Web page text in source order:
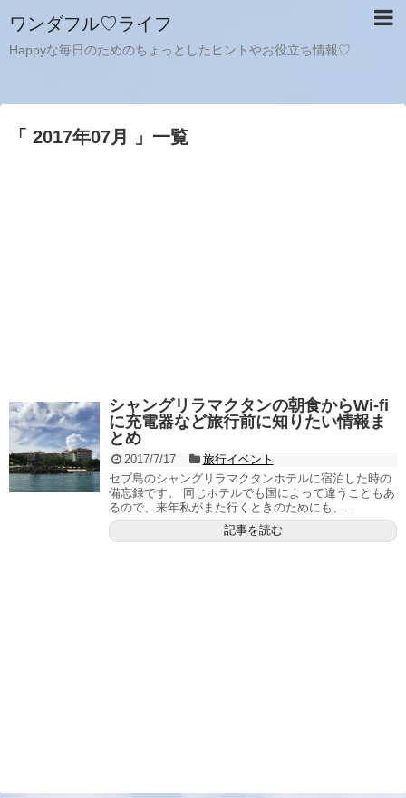
ワンダフル♡ライフ
Happyな毎日のためのちょっとしたヒントやお役立ち情報♡
「 2017年07月 」一覧
シャングリラマクタンの朝食からWi-fi
に充電器など旅行前に知りたい情報ま
とめ
2017/7/17
旅行イベント
セブ島のシャングリラマクタンホテルに宿泊した時の
備忘録です。 同じホテルでも国によって違うこともあ
るので、来年私がまた行くときのためにも、...
記事を読む